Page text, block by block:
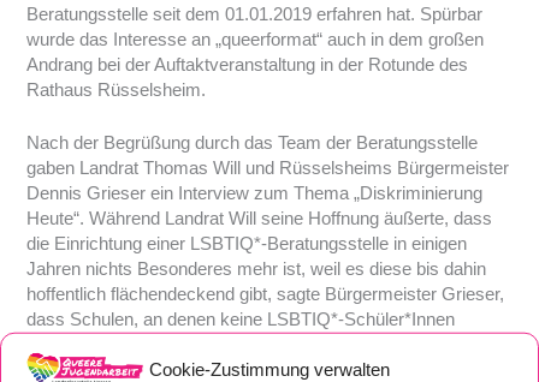
Cookie-Zustimmung verwalten
Beratungsstelle seit dem 01.01.2019 erfahren hat. Spürbar
wurde das Interesse an „queerformat“ auch in dem großen
Andrang bei der Auftaktveranstaltung in der Rotunde des
Rathaus Rüsselsheim.
Nach der Begrüßung durch das Team der Beratungsstelle
gaben Landrat Thomas Will und Rüsselsheims Bürgermeister
Dennis Grieser ein Interview zum Thema „Diskriminierung
Heute“. Während Landrat Will seine Hoffnung äußerte, dass
die Einrichtung einer LSBTIQ*-Beratungsstelle in einigen
Jahren nichts Besonderes mehr ist, weil es diese bis dahin
hoffentlich flächendeckend gibt, sagte Bürgermeister Grieser,
dass Schulen, an denen keine LSBTIQ*-Schüler*Innen
Problem mit Diskriminierung haben.